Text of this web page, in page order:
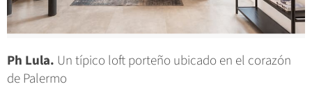
Ph Lula. Un típico loft porteño ubicado en el corazón
de Palermo